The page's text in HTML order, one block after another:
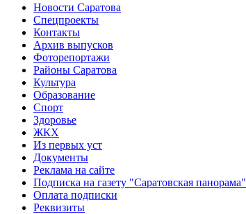
Новости Саратова
Спецпроекты
Контакты
Архив выпусков
Фоторепортажи
Районы Саратова
Культура
Образование
Спорт
Здоровье
ЖКХ
Из пеpвых уст
Документы
Реклама на сайте
Подписка на газету "Саратовская панорама"
Оплата подписки
Реквизиты